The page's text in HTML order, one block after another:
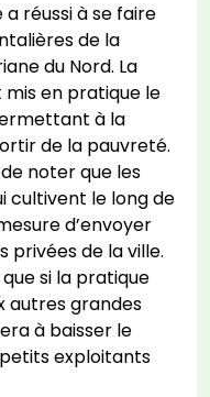
réussi à se faire
de la
du Nord. La
en pratique le
à la
de la pauvreté.
noter que les
cultivent le long de
d’envoyer
privées de la ville.
si la pratique
autres grandes
à baisser le
exploitants